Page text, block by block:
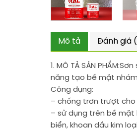
Mô tả Đánh giá
1. MÔ TẢ SẢN PHẨM:Sơn
năng tạo bề mặt
Công dụng:
– chống trơn trượt cho
– sử dụng trên bề mặt
biển, khoan dầu kim